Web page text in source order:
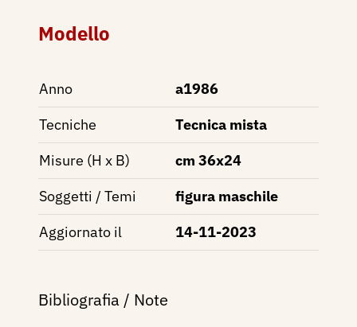
Modello
Anno
a1986
Tecniche
Tecnica mista
Misure (H x B)
cm 36x24
Soggetti / Temi
figura maschile
Aggiornato il
14-11-2023
Bibliografia / Note